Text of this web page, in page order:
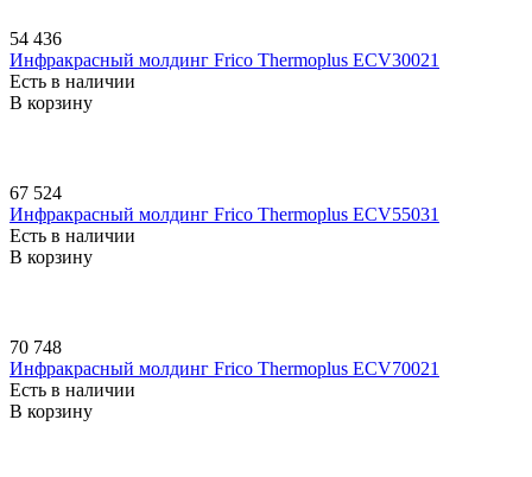
54 436
Инфракрасный молдинг Frico Thermoplus ECV30021
Есть в наличии
В корзину
67 524
Инфракрасный молдинг Frico Thermoplus ECV55031
Есть в наличии
В корзину
70 748
Инфракрасный молдинг Frico Thermoplus ECV70021
Есть в наличии
В корзину